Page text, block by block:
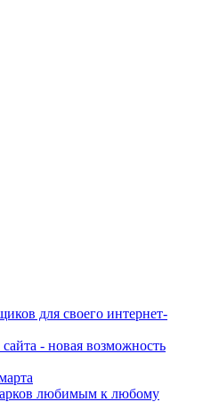
для своего интернет-
- новая возможность
любимым к любому